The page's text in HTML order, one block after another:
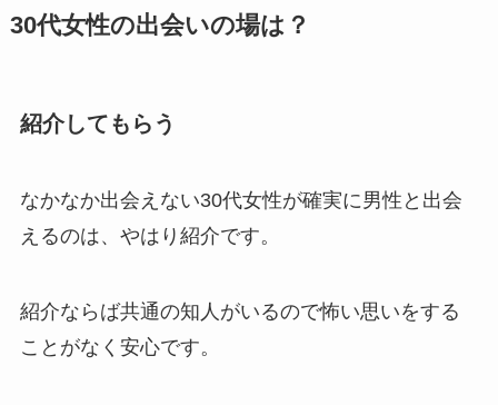
30代女性の出会いの場は？
紹介してもらう
なかなか出会えない30代女性が確実に男性と出会
えるのは、やはり紹介です。
紹介ならば共通の知人がいるので怖い思いをする
ことがなく安心です。